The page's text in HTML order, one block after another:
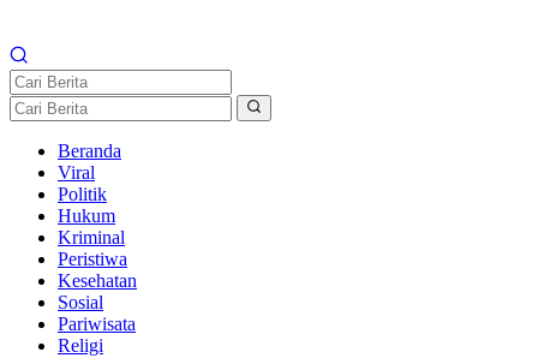
Beranda
Viral
Politik
Hukum
Kriminal
Peristiwa
Kesehatan
Sosial
Pariwisata
Religi